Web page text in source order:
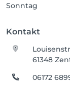
Sonntag
Kontakt
61348
06172